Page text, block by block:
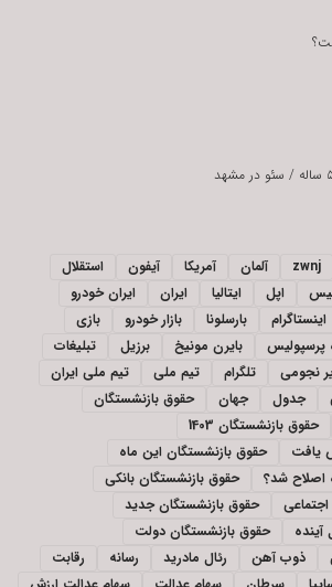
/ سئو در مشهد
zwnj آلمان آمریکا آیفون
استقلال
اپل ایتالیا ایران
ایران خودرو
اینستاگرام بارسلونا بازار خودرو
بازی
پرسپولیس بایرن مونیخ برزیل
تبلیغات
نجومی تلگرام تیم ملی
تیم ملی ایران
جدول جهان
حقوق بازنشستگان
حقوق بازنشستگان 1403
یافت
حقوق بازنشستگان این ماه
اصلاح شد؟
حقوق بازنشستگان بانکی
حقوق بازنشستگان جدید
حقوق بازنشستگان دولت
ذوب آهن رئال مادرید رسانه
رقابت